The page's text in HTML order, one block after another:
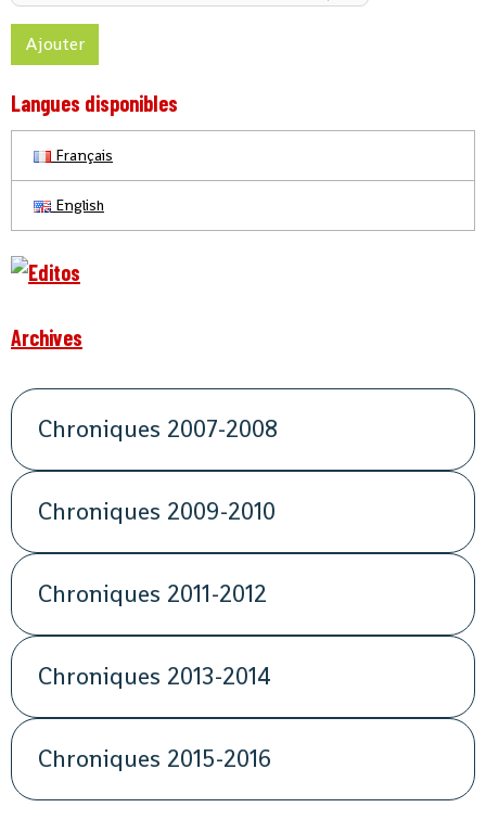
Ajouter
Langues disponibles
Français
English
Archives
Chroniques 2007-2008
Chroniques 2009-2010
Chroniques 2011-2012
Chroniques 2013-2014
Chroniques 2015-2016